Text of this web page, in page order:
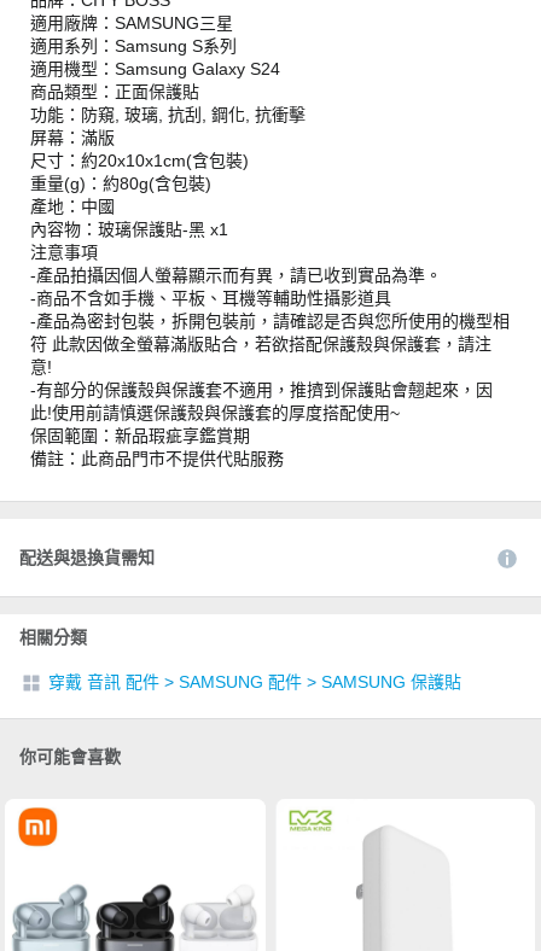
適用廠牌：SAMSUNG三星
適用系列：Samsung S系列
適用機型：Samsung Galaxy S24
商品類型：正面保護貼
功能：防窺, 玻璃, 抗刮, 鋼化, 抗衝擊
屏幕：滿版
尺寸：約20x10x1cm(含包裝)
重量(g)：約80g(含包裝)
產地：中國
內容物：玻璃保護貼-黑 x1
注意事項
-產品拍攝因個人螢幕顯示而有異，請已收到實品為準。
-商品不含如手機、平板、耳機等輔助性攝影道具
-產品為密封包裝，拆開包裝前，請確認是否與您所使用的機型相
符 此款因做全螢幕滿版貼合，若欲搭配保護殼與保護套，請注
意!
-有部分的保護殼與保護套不適用，推擠到保護貼會翹起來，因
此!使用前請慎選保護殼與保護套的厚度搭配使用~
保固範圍：新品瑕疵享鑑賞期
備註：此商品門市不提供代貼服務
配送與退換貨需知
相關分類
穿戴 音訊 配件 > SAMSUNG 配件 > SAMSUNG 保護貼
你可能會喜歡